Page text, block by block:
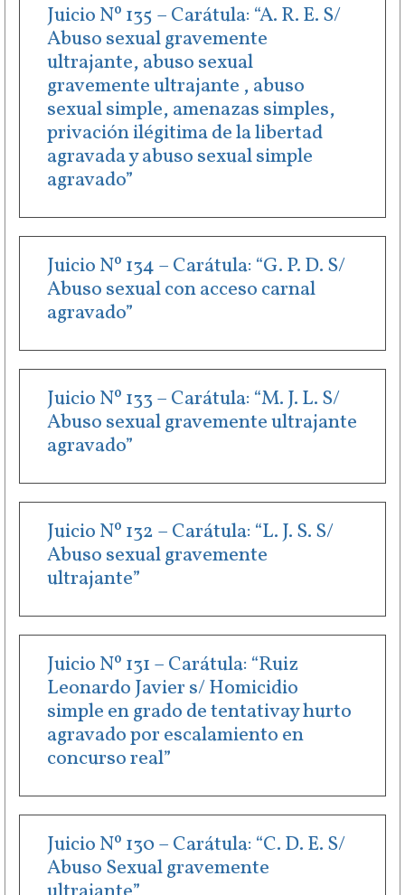
Juicio Nº 135 – Carátula: “A. R. E. S/
Abuso sexual gravemente
ultrajante, abuso sexual
gravemente ultrajante , abuso
sexual simple, amenazas simples,
privación ilégitima de la libertad
agravada y abuso sexual simple
agravado”
Juicio Nº 134 – Carátula: “G. P. D. S/
Abuso sexual con acceso carnal
agravado”
Juicio Nº 133 – Carátula: “M. J. L. S/
Abuso sexual gravemente ultrajante
agravado”
Juicio Nº 132 – Carátula: “L. J. S. S/
Abuso sexual gravemente
ultrajante”
Juicio Nº 131 – Carátula: “Ruiz
Leonardo Javier s/ Homicidio
simple en grado de tentativay hurto
agravado por escalamiento en
concurso real”
Juicio Nº 130 – Carátula: “C. D. E. S/
Abuso Sexual gravemente